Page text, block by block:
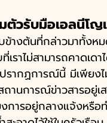
ตัวรับมือเอลนีโ
ข้างต้นที่กล่าวมาทั้งห
เราไม่สามารถคาดเ
รากฏการณ์นี้ มีเพียง
านการณ์ข่าวสารอยู่เ
การอยู่กลางแจ้งหรือ